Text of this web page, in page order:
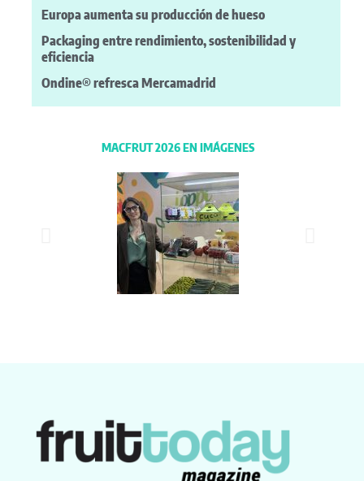
Europa aumenta su producción de hueso
Packaging entre rendimiento, sostenibilidad y
eficiencia
Ondine® refresca Mercamadrid
MACFRUT 2026 EN IMÁGENES